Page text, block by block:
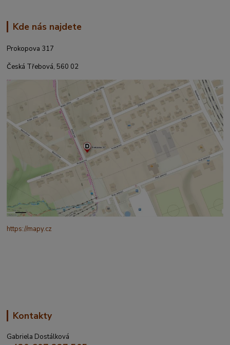
Kde nás najdete
Prokopova 317
Česká Třebová, 560 02
https://mapy.cz
Kontakty
Gabriela Dostálková